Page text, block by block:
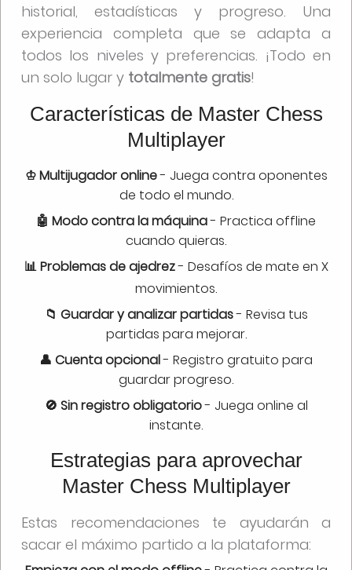
historial, estadísticas y progreso. Una
experiencia completa que se adapta a
todos los niveles y preferencias. ¡Todo en
un solo lugar y totalmente gratis!
Características de Master Chess
Multiplayer
♔ Multijugador online- Juega contra oponentes
de todo el mundo.
🤖 Modo contra la máquina- Practica offline
cuando quieras.
📊 Problemas de ajedrez- Desafíos de mate en X
movimientos.
📁 Guardar y analizar partidas- Revisa tus
partidas para mejorar.
👤 Cuenta opcional- Registro gratuito para
guardar progreso.
🚫 Sin registro obligatorio- Juega online al
instante.
Estrategias para aprovechar
Master Chess Multiplayer
Estas recomendaciones te ayudarán a
sacar el máximo partido a la plataforma: